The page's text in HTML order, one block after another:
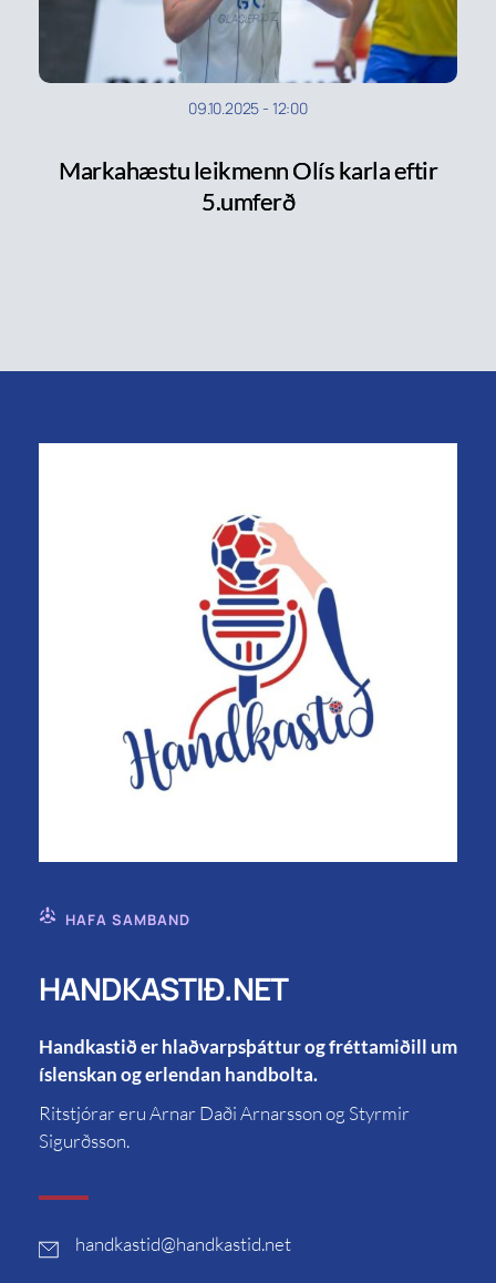
09.10.2025 - 12:00
Markahæstu leikmenn Olís karla eftir
5.umferð
HAFA SAMBAND
HANDKASTIÐ.NET
Handkastið er hlaðvarpsþáttur og fréttamiðill um
íslenskan og erlendan handbolta.
Ritstjórar eru Arnar Daði Arnarsson og Styrmir
Sigurðsson.
handkastid@handkastid.net